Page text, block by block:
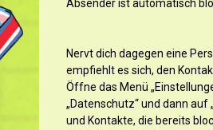
Absender ist automatisch
Nervt dich dagegen eine
empfiehlt es sich, den
Öffne das Menü
„Datenschutz“ und dann
und Kontakte, die bereits